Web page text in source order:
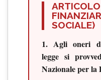
SOCIALE)
1. Agli oneri
legge si
Nazionale per